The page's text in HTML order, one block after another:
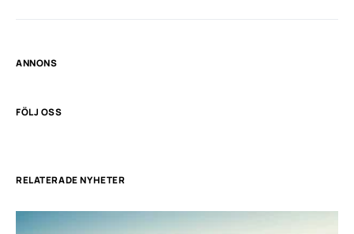
ANNONS
FÖLJ OSS
RELATERADE NYHETER